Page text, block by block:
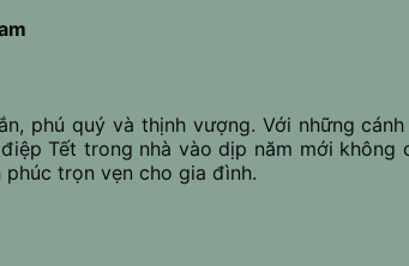
phú quý và thịnh vượng. Với những
Tết trong nhà vào dịp năm mới
trọn vẹn cho gia đình.